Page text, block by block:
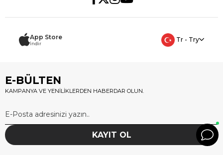
App Store
İndir
Tr - Try
E-BÜLTEN
KAMPANYA VE YENİLİKLERDEN HABERDAR OLUN.
KAYIT OL